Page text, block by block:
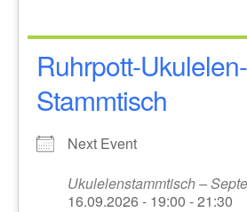
Ruhrpott-Ukulelen-
Stammtisch
Next Event
Ukulelenstammtisch –
16.09.2026 - 19:00 - 21:30